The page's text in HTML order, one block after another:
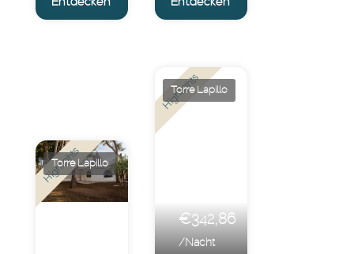
Highlights
Torre Lapillo
Highlights
Torre Lapillo
€342,86
/Nacht